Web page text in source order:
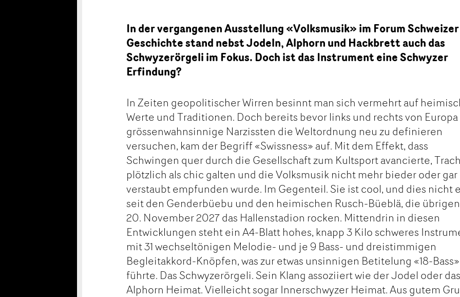
In der vergangenen Ausstellung «Volksmusik» im Forum Schweizer
Geschichte stand nebst Jodeln, Alphorn und Hackbrett auch das
Schwyzerörgeli im Fokus. Doch ist das Instrument eine Schwyzer
Erfindung?
In Zeiten geopolitischer Wirren besinnt man sich vermehrt auf
Werte und Traditionen. Doch bereits bevor links und rechts von Europa
grössenwahnsinnige Narzissten die Weltordnung neu zu definieren
versuchen, kam der Begriff «Swissness» auf. Mit dem Effekt, dass
Schwingen quer durch die Gesellschaft zum Kultsport avancierte,
plötzlich als chic galten und die Volksmusik nicht mehr bieder oder gar
verstaubt empfunden wurde. Im Gegenteil. Sie ist cool, und dies nicht
seit den Genderbüebu und den heimischen Rusch-Büeblä, die
20. November 2027 das Hallenstadion rocken. Mittendrin in diesen
Entwicklungen steht ein A4-Blatt hohes, knapp 3 Kilo schweres
mit 31 wechseltönigen Melodie- und je 9 Bass- und dreistimmigen
Begleitakkord-Knöpfen, was zur etwas unsinnigen Betitelung «18-Bass»
führte. Das Schwyzerörgeli. Sein Klang assoziiert wie der Jodel oder
Alphorn Heimat. Vielleicht sogar Innerschwyzer Heimat. Aus gutem